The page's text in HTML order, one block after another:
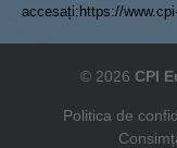
accesați: https://
© 2026 CPI
Politica de